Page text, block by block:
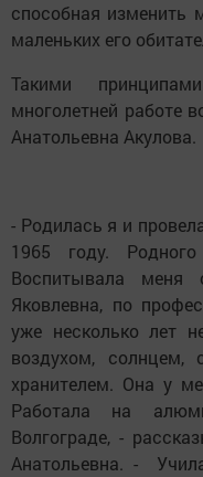
способная
маленьких его
Такими
многолетней работе
Анатольевна Акулова.
- Родилась я и
1965 году.
Воспитывала меня
Яковлевна, по
уже несколько лет
воздухом, солнцем,
хранителем. Она у
Работала на
Волгограде, -
Анатольевна. -